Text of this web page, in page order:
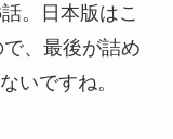
。日本版はこ
、最後が詰め
いですね。